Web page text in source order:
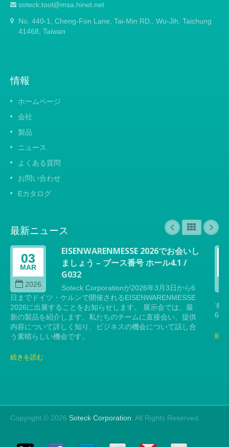
soteck.tool@msa.hinet.net
No. 440-1, Cheng-Fon Lane, Tai-Min RD., Wu-Jih, Taichung
41468, Taiwan
情報
ホームページ
会社
製品
ニュース
よくある質問
お問い合わせ
Eカタログ
最新ニュース
03
MAR
2026
EISENWARENMESSE 2026でお会いし
ましょう – ブース番号 ホール4.1 /
G032
Soteck Corporationが2026年3月3日から6
日までドイツ・ケルンで開催されるEISENWARENMESSE
2026に出展することをお知らせします。 展示会では、最
新の製品を紹介します。私たちのチームに直接会い、提供
内容について詳しく知り、ビジネスの機会について話し合
う素晴らしい機会です。
続きを読む
す
6日
続
Copyright © 2026 Soteck Corporation. All Rights Reserved.